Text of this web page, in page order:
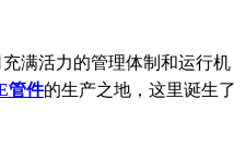
活力的管理体制和运行机
管件的生产之地，这里诞生了